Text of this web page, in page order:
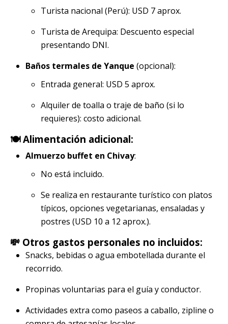
Turista nacional (Perú): USD 7 aprox.
Turista de Arequipa: Descuento especial
presentando DNI.
Baños termales de Yanque (opcional):
Entrada general: USD 5 aprox.
Alquiler de toalla o traje de baño (si lo
requieres): costo adicional.
🍽️ Alimentación adicional:
Almuerzo buffet en Chivay:
No está incluido.
Se realiza en restaurante turístico con platos
típicos, opciones vegetarianas, ensaladas y
postres (USD 10 a 12 aprox.).
💸 Otros gastos personales no incluidos:
Snacks, bebidas o agua embotellada durante el
recorrido.
Propinas voluntarias para el guía y conductor.
Actividades extra como paseos a caballo, zipline o